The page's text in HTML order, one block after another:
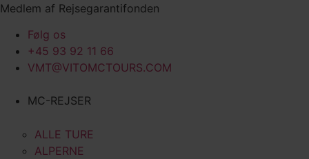
Videre
indhold
Medlem af Rejsegarantifonden
Følg os
+45 93 92 11 66
VMT@VITOMCTOURS.COM
MC-REJSER
ALLE TURE
ALPERNE